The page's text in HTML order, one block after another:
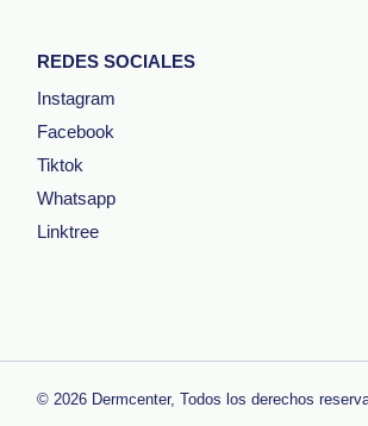
REDES SOCIALES
Instagram
Facebook
Tiktok
Whatsapp
Linktree
© 2026 Dermcenter, Todos los derechos